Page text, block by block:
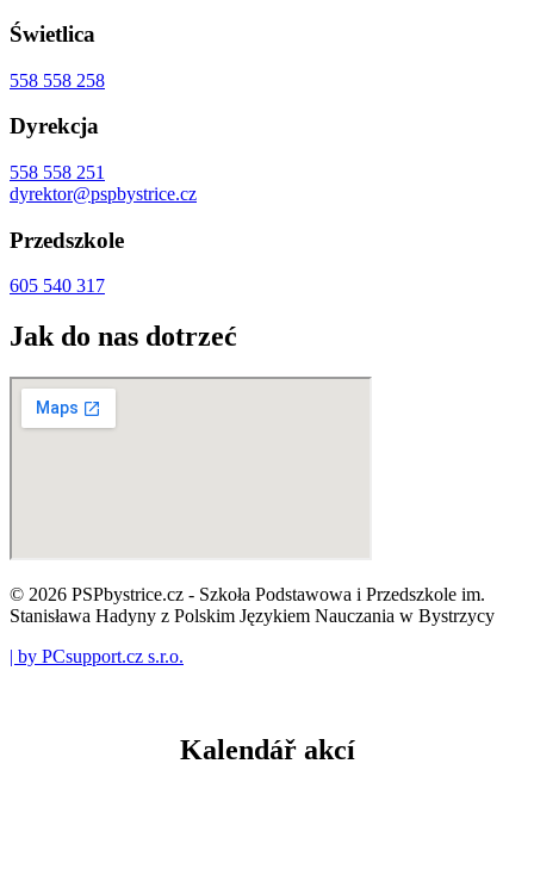
Świetlica
558 558 258
Dyrekcja
558 558 251
dyrektor@pspbystrice.cz
Przedszkole
605 540 317
Jak do nas dotrzeć
© 2026 PSPbystrice.cz - Szkoła Podstawowa i Przedszkole im.
Stanisława Hadyny z Polskim Językiem Nauczania w Bystrzycy
| by PCsupport.cz s.r.o.
Kalendář akcí